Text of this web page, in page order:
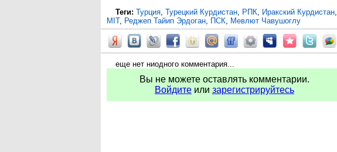
Теги: Турция, Турецкий Курдистан, РПК, Иракский Курдистан,
MIT, Реджеп Тайип Эрдоган, ПСК, Мевлют Чавушоглу
еще нет ниодного комментария...
Вы не можете оставлять комментарии.
Войдите или зарегистрируйтесь